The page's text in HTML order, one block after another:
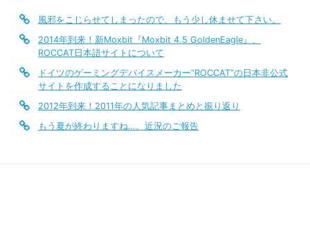
風邪をこじらせてしまったので、もう少し休ませて下さい。
2014年到来！新Moxbit『Moxbit 4.5 GoldenEagle』、
ROCCAT日本語サイトについて
ドイツのゲーミングデバイスメーカー“ROCCAT”の日本非公式
サイトを作成することになりました
2012年到来！2011年の人気記事まとめと振り返り
もう夏が終わりますね…。近況のご報告